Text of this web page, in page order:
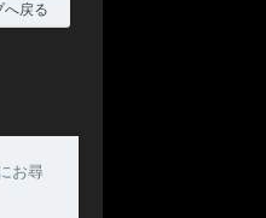
へ戻る
お尋